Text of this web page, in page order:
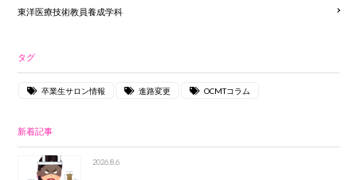
東洋医療技術教員養成学科
タグ
卒業生サロン情報 進路変更 OCMTコラム
新着記事
2026.8.6